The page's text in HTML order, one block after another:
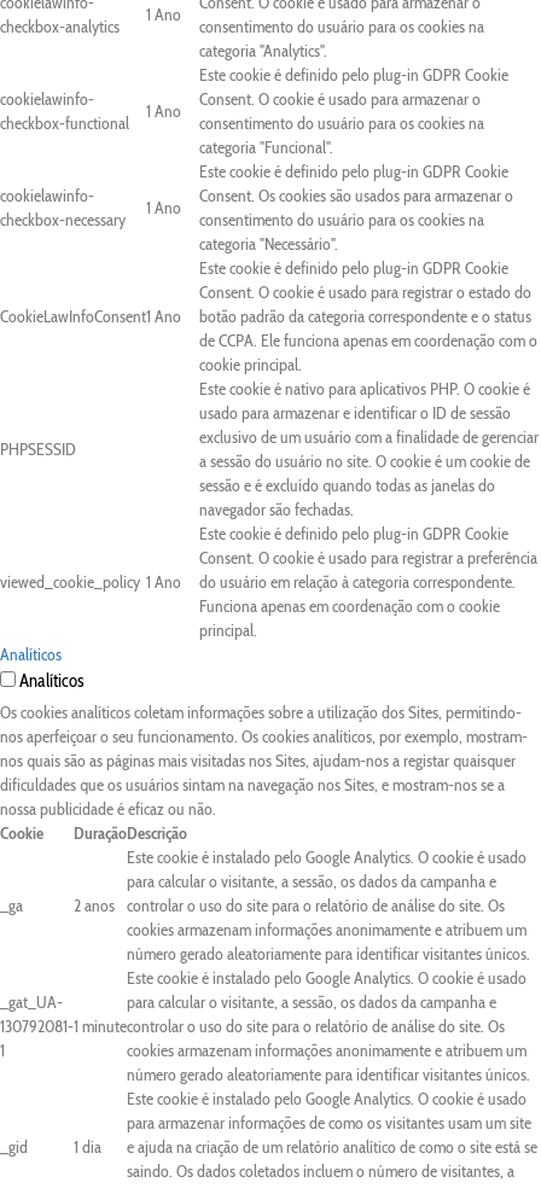
checkbox-analytics
1 Ano
consentimento do usuário para os cookies na
categoria "Analytics".
cookielawinfo-
checkbox-functional
1 Ano
Este cookie é definido pelo plug-in GDPR Cookie
Consent. O cookie é usado para armazenar o
consentimento do usuário para os cookies na
categoria "Funcional".
cookielawinfo-
checkbox-necessary
1 Ano
Este cookie é definido pelo plug-in GDPR Cookie
Consent. Os cookies são usados para armazenar o
consentimento do usuário para os cookies na
categoria "Necessário".
CookieLawInfoConsent1 Ano
Este cookie é definido pelo plug-in GDPR Cookie
Consent. O cookie é usado para registrar o estado do
botão padrão da categoria correspondente e o status
de CCPA. Ele funciona apenas em coordenação com o
cookie principal.
PHPSESSID
Este cookie é nativo para aplicativos PHP. O cookie é
usado para armazenar e identificar o ID de sessão
exclusivo de um usuário com a finalidade de gerenciar
a sessão do usuário no site. O cookie é um cookie de
sessão e é excluído quando todas as janelas do
navegador são fechadas.
viewed_cookie_policy 1 Ano
Este cookie é definido pelo plug-in GDPR Cookie
Consent. O cookie é usado para registrar a preferência
do usuário em relação à categoria correspondente.
Funciona apenas em coordenação com o cookie
principal.
Analíticos
Analíticos
Os cookies analíticos coletam informações sobre a utilização dos Sites, permitindo-
nos aperfeiçoar o seu funcionamento. Os cookies analíticos, por exemplo, mostram-
nos quais são as páginas mais visitadas nos Sites, ajudam-nos a registar quaisquer
dificuldades que os usuários sintam na navegação nos Sites, e mostram-nos se a
nossa publicidade é eficaz ou não.
Cookie
DuraçãoDescrição
_ga 2 anos
Este cookie é instalado pelo Google Analytics. O cookie é usado
para calcular o visitante, a sessão, os dados da campanha e
controlar o uso do site para o relatório de análise do site. Os
cookies armazenam informações anonimamente e atribuem um
número gerado aleatoriamente para identificar visitantes únicos.
_gat_UA-
130792081-
1
1 minute
Este cookie é instalado pelo Google Analytics. O cookie é usado
para calcular o visitante, a sessão, os dados da campanha e
controlar o uso do site para o relatório de análise do site. Os
cookies armazenam informações anonimamente e atribuem um
número gerado aleatoriamente para identificar visitantes únicos.
_gid 1 dia
Este cookie é instalado pelo Google Analytics. O cookie é usado
para armazenar informações de como os visitantes usam um site
e ajuda na criação de um relatório analítico de como o site está se
saindo. Os dados coletados incluem o número de visitantes, a